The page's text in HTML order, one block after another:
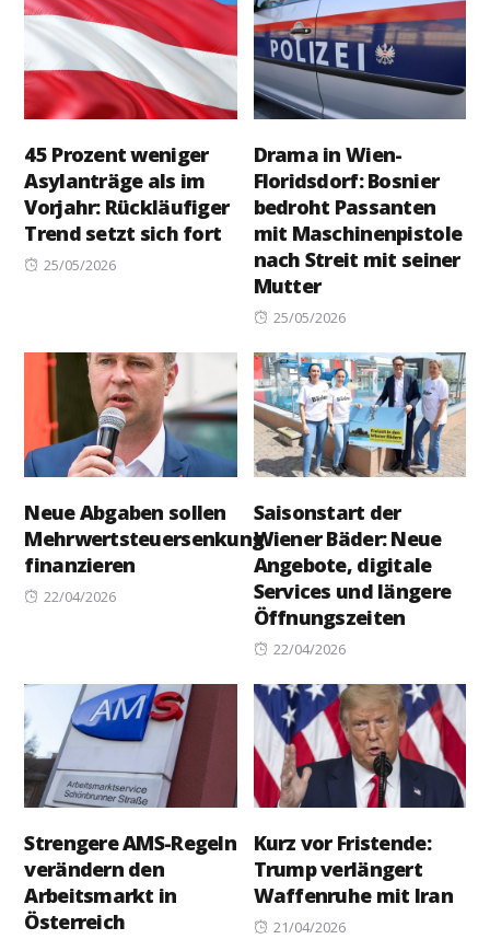
45 Prozent weniger
Asylanträge als im
Vorjahr: Rückläufiger
Trend setzt sich fort
Posted
25/05/2026
Drama in Wien-
Floridsdorf: Bosnier
bedroht Passanten
mit Maschinenpistole
nach Streit mit seiner
Mutter
Posted
25/05/2026
Neue Abgaben sollen
Mehrwertsteuersenkung
finanzieren
Posted
22/04/2026
Saisonstart der
Wiener Bäder: Neue
Angebote, digitale
Services und längere
Öffnungszeiten
Posted
22/04/2026
Strengere AMS-Regeln
verändern den
Arbeitsmarkt in
Österreich
Kurz vor Fristende:
Trump verlängert
Waffenruhe mit Iran
Posted
21/04/2026